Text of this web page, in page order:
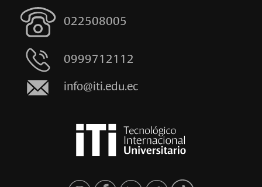
022508005
0999712112
info@iti.edu.ec